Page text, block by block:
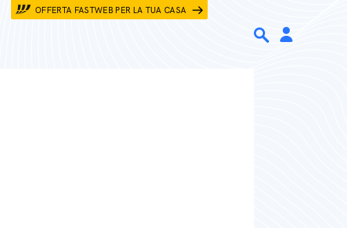
OFFERTA FASTWEB PER LA TUA CASA